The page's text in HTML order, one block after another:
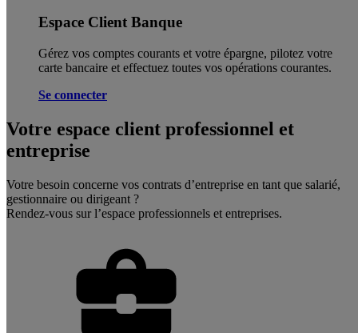
Espace Client Banque
Gérez vos comptes courants et votre épargne, pilotez votre
carte bancaire et effectuez toutes vos opérations courantes.
Se connecter
Votre espace client professionnel et
entreprise
Votre besoin concerne vos contrats d’entreprise en tant que salarié,
gestionnaire ou dirigeant ?
Rendez-vous sur l’espace professionnels et entreprises.